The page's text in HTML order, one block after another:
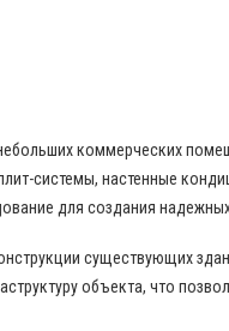
коммерческих
системы, настенные
для создания
существующих
объекта, что